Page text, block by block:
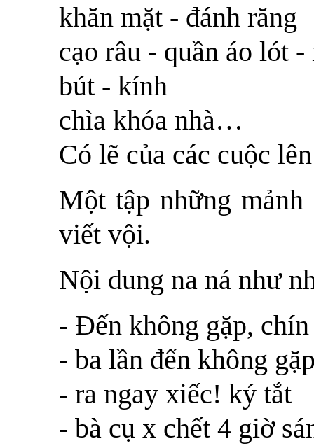
khăn mặt - đánh răng
cạo râu - quần áo lót
bút - kính
chìa khóa nhà…
Có lẽ của các cuộc
Một tập những
viết vội.
Nội dung na ná như
- Đến không gặp,
- ba lần đến không
- ra ngay xiếc! ký tắt
- bà cụ x chết 4 giờ